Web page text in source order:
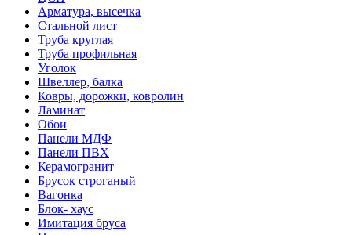
Арматура, высечка
Стальной лист
Труба круглая
Труба профильная
Уголок
Швеллер, балка
Ковры, дорожки, ковролин
Ламинат
Обои
Панели МДФ
Панели ПВХ
Керамогранит
Брусок строганый
Вагонка
Блок- хаус
Имитация бруса